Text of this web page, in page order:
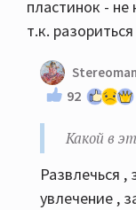
пластинок -
т.к.
Stereoman
92
Какой в
Развлечься ,
увлечение ,